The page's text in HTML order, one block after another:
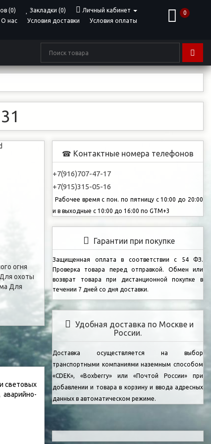
Личный кабинет
Закладки (0)
(0)
Условия оплаты
Условия доставки
О нас
0
огня
Для охоты
Для
световых
☎ Контактные номера телефонов
+7(916)707-47-17
+7(915)315-05-16
Рабочее время с пон. по пятницу с 10:00 до 20:00
и в выходные с 10:00 до 16:00 по GTM+3
Гарантии при покупке
Защищенная оплата в соответствии с 54 ФЗ.
Проверка товара перед отправкой. Обмен или
возврат товара при дистанционной покупке в
течении 7 дней со дня доставки.
Удобная доставка по Москве и
России.
Доставка осуществляется на выбор
транспортными компаниями наземным способом
«CDEK», «Boxberry» или «Почтой России» при
добавлении и товара в корзину и ввода адресных
данных в автоматическом режиме.